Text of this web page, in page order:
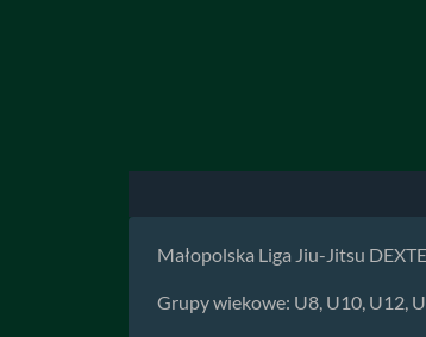
Małopolska Liga Jiu-Jitsu
Grupy wiekowe: U8, U10, U12,